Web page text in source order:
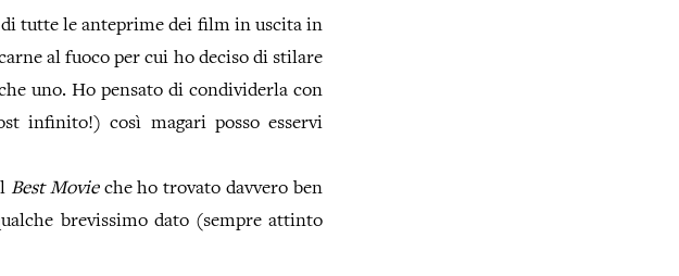
tutte le anteprime dei film in uscita in
al fuoco per cui ho deciso di stilare
uno. Ho pensato di condividerla con
infinito!) così magari posso esservi
Best Movieche ho trovato davvero ben
brevissimo dato (sempre attinto